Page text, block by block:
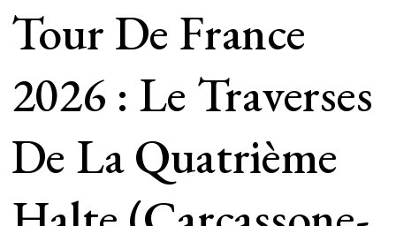
Tour De France
2026 : Le Traverses
De La Quatrième